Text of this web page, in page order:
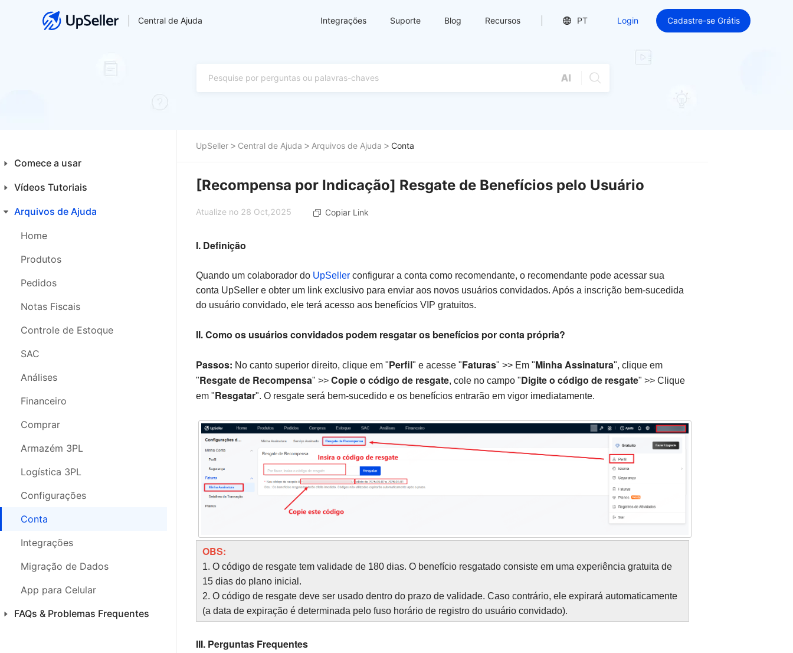
Central de Ajuda Integrações Suporte Blog Recursos PT Login Cadastre-se Grátis
Comece a usar
Introdução aos Iniciantes
Plataformas
Primeiros Passos
Vídeos Tutoriais
Financeiro
Integrações
Produtos
Pedidos
Nota Fiscal
Estoque
Análises
SAC
Compras
Configurações
Segurança da Conta
Webinars
Arquivos de Ajuda
Home
Produtos
Pedidos
Notas Fiscais
Controle de Estoque
SAC
Análises
Financeiro
Comprar
Armazém 3PL
Logística 3PL
Configurações
Conta
Integrações
Migração de Dados
App para Celular
FAQs & Problemas Frequentes
UpSeller Central de Ajuda Arquivos de Ajuda Conta
[Recompensa por Indicação] Resgate de Benefícios pelo Usuário
Atualize no 28 Oct,2025 Copiar Link
I. Definição
Quando um colaborador do UpSeller configurar a conta como recomendante, o recomendante pode acessar sua
conta UpSeller e obter um link exclusivo para enviar aos novos usuários convidados. Após a inscrição bem-sucedida
do usuário convidado, ele terá acesso aos benefícios VIP gratuitos.
II. Como os usuários convidados podem resgatar os benefícios por conta própria?
Passos: No canto superior direito, clique em "Perfil" e acesse "Faturas" >> Em "Minha Assinatura", clique em
"Resgate de Recompensa" >> Copie o código de resgate, cole no campo "Digite o código de resgate" >> Clique
em "Resgatar". O resgate será bem-sucedido e os benefícios entrarão em vigor imediatamente.
OBS:
1. O código de resgate tem validade de 180 dias. O benefício resgatado consiste em uma experiência gratuita de
15 dias do plano inicial.
2. O código de resgate deve ser usado dentro do prazo de validade. Caso contrário, ele expirará automaticamente
(a data de expiração é determinada pelo fuso horário de registro do usuário convidado).
III. Perguntas Frequentes